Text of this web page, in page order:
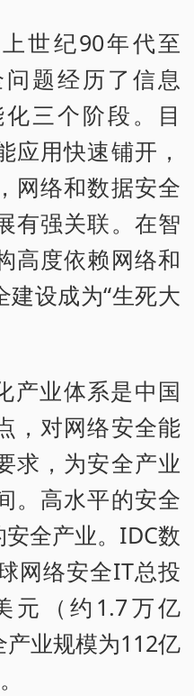
世纪90年代至
题经历了信息
三个阶段。目
应用快速铺开，
网络和数据安全
有强关联。在智
高度依赖网络和
设成为“生死大
产业体系是中国
，对网络安全能
求，为安全产业
。高水平的安全
全产业。IDC数
网络安全IT总投
元（约1.7万亿
业规模为112亿